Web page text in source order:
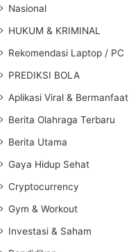
Nasional
HUKUM & KRIMINAL
Rekomendasi Laptop / PC
PREDIKSI BOLA
Aplikasi Viral & Bermanfaat
Berita Olahraga Terbaru
Berita Utama
Gaya Hidup Sehat
Cryptocurrency
Gym & Workout
Investasi & Saham